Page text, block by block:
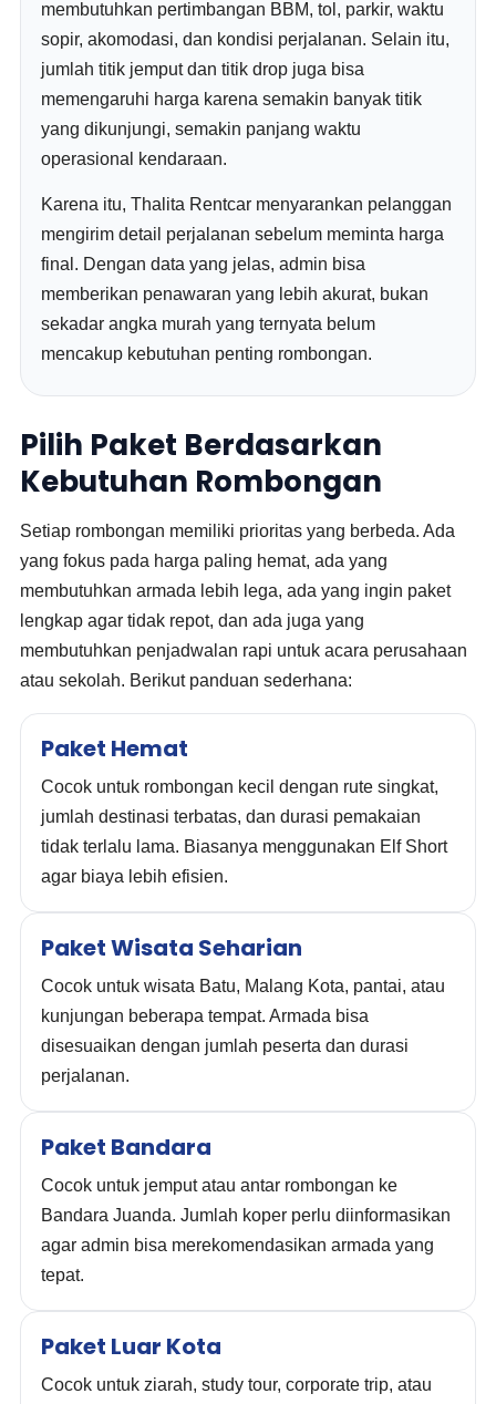
membutuhkan pertimbangan BBM, tol, parkir, waktu
sopir, akomodasi, dan kondisi perjalanan. Selain itu,
jumlah titik jemput dan titik drop juga bisa
memengaruhi harga karena semakin banyak titik
yang dikunjungi, semakin panjang waktu
operasional kendaraan.
Karena itu, Thalita Rentcar menyarankan pelanggan
mengirim detail perjalanan sebelum meminta harga
final. Dengan data yang jelas, admin bisa
memberikan penawaran yang lebih akurat, bukan
sekadar angka murah yang ternyata belum
mencakup kebutuhan penting rombongan.
Pilih Paket Berdasarkan
Kebutuhan Rombongan
Setiap rombongan memiliki prioritas yang berbeda. Ada
yang fokus pada harga paling hemat, ada yang
membutuhkan armada lebih lega, ada yang ingin paket
lengkap agar tidak repot, dan ada juga yang
membutuhkan penjadwalan rapi untuk acara perusahaan
atau sekolah. Berikut panduan sederhana:
Paket Hemat
Cocok untuk rombongan kecil dengan rute singkat,
jumlah destinasi terbatas, dan durasi pemakaian
tidak terlalu lama. Biasanya menggunakan Elf Short
agar biaya lebih efisien.
Paket Wisata Seharian
Cocok untuk wisata Batu, Malang Kota, pantai, atau
kunjungan beberapa tempat. Armada bisa
disesuaikan dengan jumlah peserta dan durasi
perjalanan.
Paket Bandara
Cocok untuk jemput atau antar rombongan ke
Bandara Juanda. Jumlah koper perlu diinformasikan
agar admin bisa merekomendasikan armada yang
tepat.
Paket Luar Kota
Cocok untuk ziarah, study tour, corporate trip, atau